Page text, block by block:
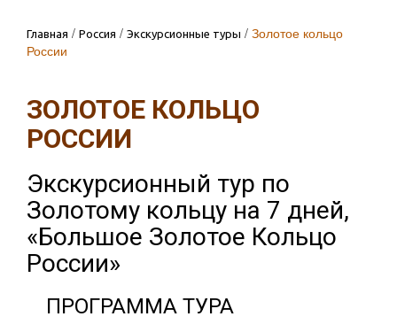
Главная / Россия / Экскурсионные туры / Золотое кольцо
России
ЗОЛОТОЕ КОЛЬЦО
РОССИИ
Экскурсионный тур по
Золотому кольцу на 7 дней,
«Большое Золотое Кольцо
России»
ПРОГРАММА ТУРА